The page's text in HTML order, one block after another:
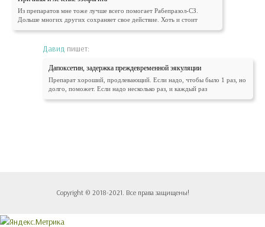
Из препаратов мне тоже лучше всего помогает Рабепразол-СЗ.
Дольше многих других сохраняет свое действие. Хоть и стоит
Давид пишет:
Дапоксетин, задержка преждевременной эякуляции
Препарат хороший, продлевающий. Если надо, чтобы было 1 раз, но
долго, поможет. Если надо несколько раз, и каждый раз
Copyright © 2018-2021. Все права защищены!